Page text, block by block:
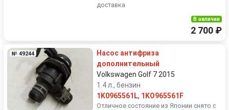
доставка
В наличии
2 700 ₽
№ 49244
Насос антифриза
дополнительный
Volkswagen Golf 7 2015
1.4 л., бензин
1K0965561L, 1KO965561F
Отличное состояние из Японии снято с